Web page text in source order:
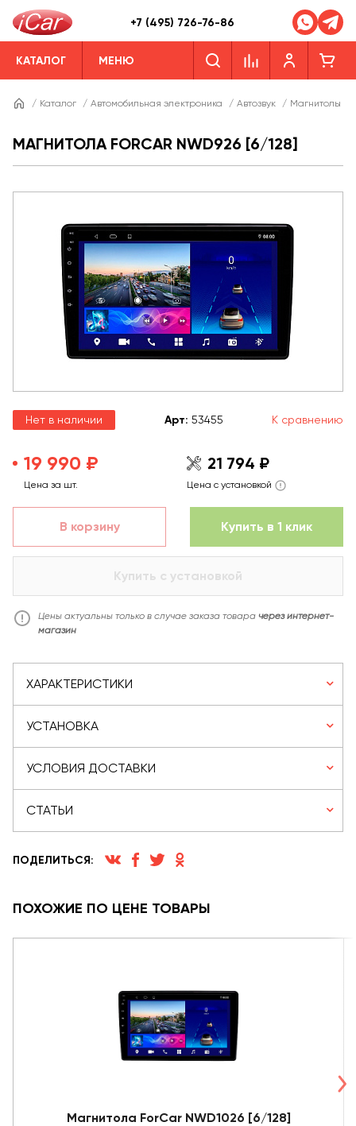
+7 (495) 726-76-86
КАТАЛОГ МЕНЮ
/ Каталог / Автомобильная электроника / Автозвук / Магнитолы
МАГНИТОЛА FORCAR NWD926 [6/128]
Нет в наличии Арт: 53455 К сравнению
19 990 ₽
Цена за шт.
21 794 ₽
Цена с установкой
В корзину Купить в 1 клик
Купить с установкой
Цены актуальны только в случае заказа товара через интернет-
магазин
ХАРАКТЕРИСТИКИ
УСТАНОВКА
УСЛОВИЯ ДОСТАВКИ
СТАТЬИ
ПОДЕЛИТЬСЯ:
ПОХОЖИЕ ПО ЦЕНЕ ТОВАРЫ
Магнитола ForCar NWD1026 [6/128]